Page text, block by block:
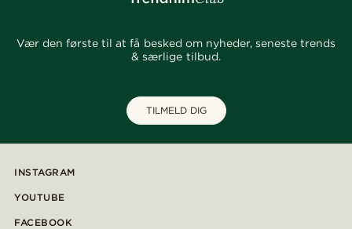
Vær den første til at få besked om nyheder, seneste trends
& særlige tilbud.
TILMELD DIG
INSTAGRAM
YOUTUBE
FACEBOOK